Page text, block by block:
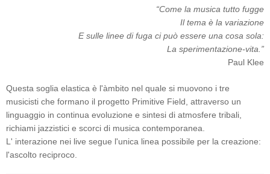
“Come la musica tutto fugge
Il tema è la variazione
E sulle linee di fuga ci può essere una cosa sola:
La sperimentazione-vita.”
Paul Klee
Questa soglia elastica è l'àmbito nel quale si muovono i tre
musicisti che formano il progetto Primitive Field, attraverso un
linguaggio in continua evoluzione e sintesi di atmosfere tribali,
richiami jazzistici e scorci di musica contemporanea.
L' interazione nei live segue l'unica linea possibile per la creazione:
l'ascolto reciproco.